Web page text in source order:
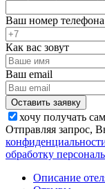
Ваш номер телефона
Как вас зовут
Ваш email
хочу получать
Отправляя запрос,
обработку
Описание